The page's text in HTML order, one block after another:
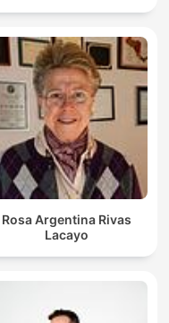
Rosa Argentina Rivas
Lacayo